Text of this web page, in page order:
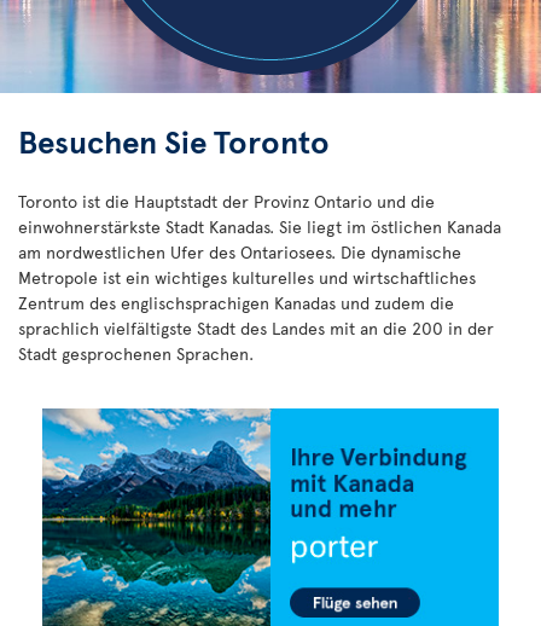
Besuchen Sie Toronto
Toronto ist die Hauptstadt der Provinz Ontario und die
einwohnerstärkste Stadt Kanadas. Sie liegt im östlichen Kanada
am nordwestlichen Ufer des Ontariosees. Die dynamische
Metropole ist ein wichtiges kulturelles und wirtschaftliches
Zentrum des englischsprachigen Kanadas und zudem die
sprachlich vielfältigste Stadt des Landes mit an die 200 in der
Stadt gesprochenen Sprachen.